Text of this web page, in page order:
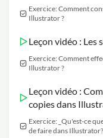
Exercice: Comment
Illustrator ?
Leçon vidéo :
Exercice: Comment
Illustrator ?
Leçon vidéo :
copies dans
Exercice: _Qu'est-ce
de faire dans Illustrator?